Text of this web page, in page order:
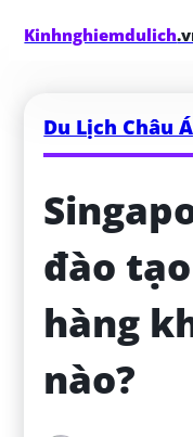
Kinhnghiemdulich
Du Lịch Châu Á
đào
hàng
nào?